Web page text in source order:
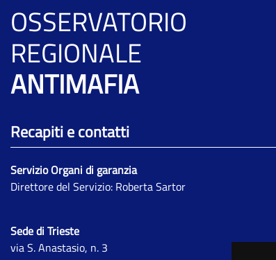
OSSERVATORIO
REGIONALE
ANTIMAFIA
Recapiti e contatti
Servizio Organi di garanzia
Direttore del Servizio: Roberta Sartor
Sede di Trieste
via S. Anastasio, n. 3